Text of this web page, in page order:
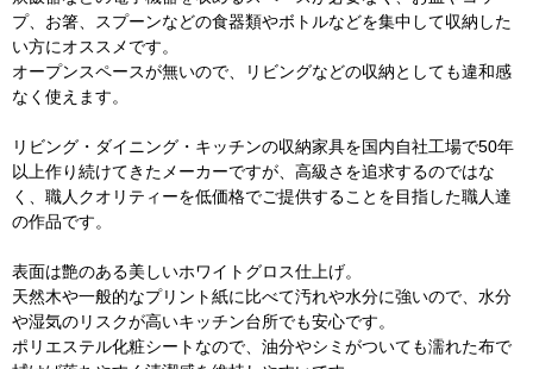
プ、お箸、スプーンなどの食器類やボトルなどを集中して収納した
い方にオススメです。
オープンスペースが無いので、リビングなどの収納としても違和感
なく使えます。
リビング・ダイニング・キッチンの収納家具を国内自社工場で50年
以上作り続けてきたメーカーですが、高級さを追求するのではな
く、職人クオリティーを低価格でご提供することを目指した職人達
の作品です。
表面は艶のある美しいホワイトグロス仕上げ。
天然木や一般的なプリント紙に比べて汚れや水分に強いので、水分
や湿気のリスクが高いキッチン台所でも安心です。
ポリエステル化粧シートなので、油分やシミがついても濡れた布で